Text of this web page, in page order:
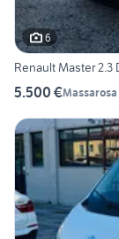
6
Renault Master 2.3
5.500 €Massarosa